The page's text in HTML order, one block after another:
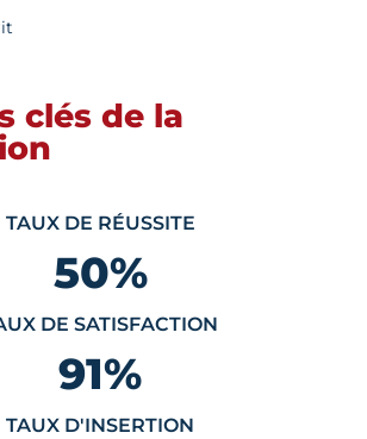
clés de la
TAUX DE RÉUSSITE
50%
DE SATISFACTION
91%
TAUX D'INSERTION